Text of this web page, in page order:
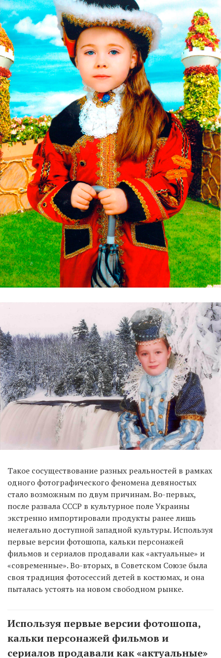
Такое сосуществование разных реальностей в рамках
одного фотографического феномена девяностых
стало возможным по двум причинам. Во-первых,
после развала СССР в культурное поле Украины
экстренно импортировали продукты ранее лишь
нелегально доступной западной культуры. Используя
первые версии фотошопа, кальки персонажей
фильмов и сериалов продавали как «актуальные» и
«современные». Во-вторых, в Советском Союзе была
своя традиция фотосессий детей в костюмах, и она
пыталась устоять на новом свободном рынке.
Используя первые версии фотошопа,
кальки персонажей фильмов и
сериалов продавали как «актуальные»